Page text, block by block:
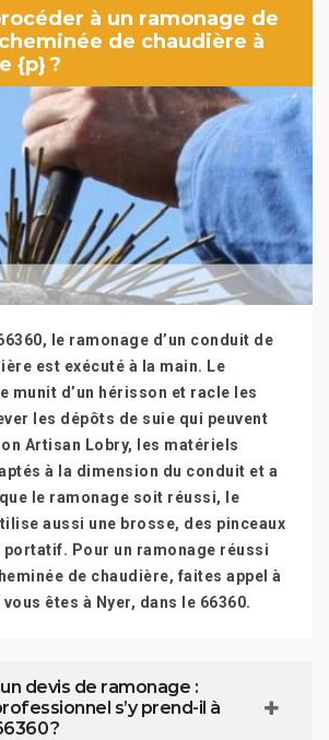
à un ramonage de
de chaudière à
{p} ?
le ramonage d’un conduit de
est exécuté à la main. Le
munit d’un hérisson et racle les
les dépôts de suie qui peuvent
Artisan Lobry, les matériels
à la dimension du conduit et a
le ramonage soit réussi, le
aussi une brosse, des pinceaux
portatif. Pour un ramonage réussi
de chaudière, faites appel à
êtes à Nyer, dans le 66360.
devis de ramonage :
s’y prend-il à
?